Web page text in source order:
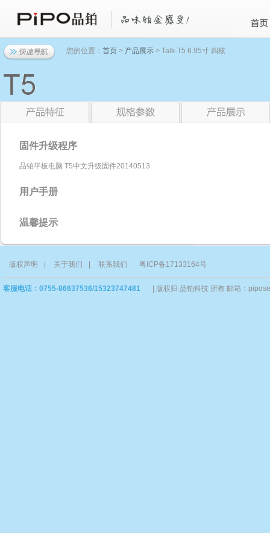
您的位置： 首页 > 产品展示 > Talk-T5 6.95寸 四核
固件升级程序
品铂平板电脑 T5中文升级固件20140513
用户手册
温馨提示
版权声明 关于我们 联系我们 粤ICP备17133164号
客服电话：0755-86637536/15323747481 版权归 品铂科技 所有 邮箱：